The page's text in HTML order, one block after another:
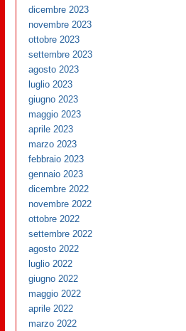
dicembre 2023
novembre 2023
ottobre 2023
settembre 2023
agosto 2023
luglio 2023
giugno 2023
maggio 2023
aprile 2023
marzo 2023
febbraio 2023
gennaio 2023
dicembre 2022
novembre 2022
ottobre 2022
settembre 2022
agosto 2022
luglio 2022
giugno 2022
maggio 2022
aprile 2022
marzo 2022